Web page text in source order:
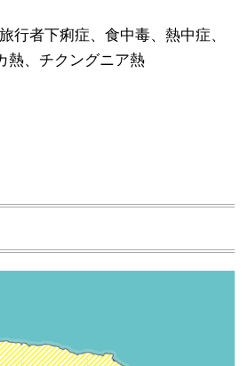
行者下痢症、食中毒、熱中症、
熱、チクングニア熱